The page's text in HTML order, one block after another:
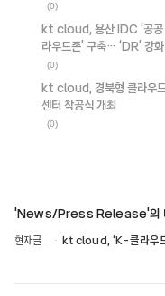
(0)
kt cloud, 용산 IDC ‘공공
라우드존’ 구축… ‘DR’ 강
(0)
kt cloud, 경북형 클라우
센터 착공식 개최
(0)
'News/Press Release'의
현재글
kt cloud, ‘K-클라우